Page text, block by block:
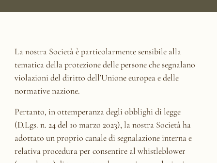
La nostra Società è particolarmente sensibile alla
tematica della protezione delle persone che segnalano
violazioni del diritto dell’Unione europea e delle
normative nazione.
Pertanto, in ottemperanza degli obblighi di legge
(D.Lgs. n. 24 del 10 marzo 2023), la nostra Società ha
adottato un proprio canale di segnalazione interna e
relativa procedura per consentire al whistleblower